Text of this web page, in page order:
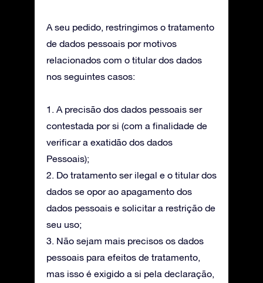
A seu pedido, restringimos o tratamento
de dados pessoais por motivos
relacionados com o titular dos dados
nos seguintes casos:
1. A precisão dos dados pessoais ser
contestada por si (com a finalidade de
verificar a exatidão dos dados
Pessoais);
2. Do tratamento ser ilegal e o titular dos
dados se opor ao apagamento dos
dados pessoais e solicitar a restrição de
seu uso;
3. Não sejam mais precisos os dados
pessoais para efeitos de tratamento,
mas isso é exigido a si pela declaração,